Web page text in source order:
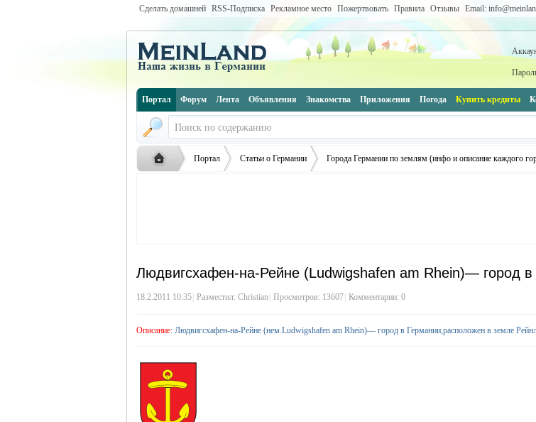
Сделать домашней RSS-Подписка Рекламное место Пожертвовать Правила Отзывы Email:
Портал Форум Лента Объявления Знакомства Приложения Погода Купить кредиты
Портал Статьи о Германии Города Германии по землям (инфо и описание каждого
Людвигсхафен-на-Рейне (Ludwigshafen am Rhein)— город в
18.2.2011 10:35 Разместил: Christian Просмотров: 13607 Комментарии: 0
Описание: Людвигсхафен-на-Рейне (нем.Ludwigshafen am Rhein)— город в Германии,расположен в земле